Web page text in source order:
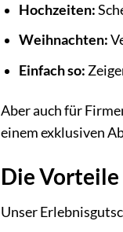
Hochzeiten:
Weihnachten:
Einfach so:
Aber auch für
einem exklusiven
Die Vorteile
Unser